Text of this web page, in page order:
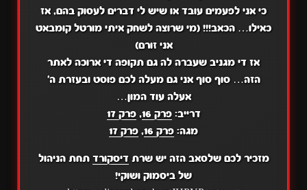
כי אני לפעמים עובד או שיש לי דברים לעסוק בהם, אז
כאילו… הכאב!!! (מי שרוצה לשחק איתי מורטל קומבאט
אני זורם)
אז די מגניב שעברה לה גם תקופה די ארוכה לאתר
הזה… סוף סוף אני גם מעלה לכם פוסט ובעזרת ה'
אעלה עוד המון…
דרייב:פרק 16 ,פרק 17
מגה: פרק 16 , פרק 17
מזכיר לכם שלסאב הזה יש שרת דיסקורד תחת הניהול
של ביסמוק ושוקי!